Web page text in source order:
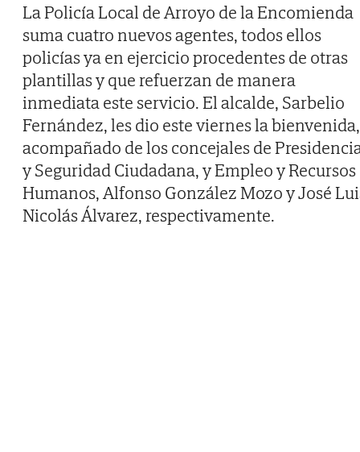
La Policía Local de Arroyo de la Encomienda
suma cuatro nuevos agentes, todos ellos
policías ya en ejercicio procedentes de otras
plantillas y que refuerzan de manera
inmediata este servicio. El alcalde, Sarbelio
Fernández, les dio este viernes la bienvenida,
acompañado de los concejales de
y Seguridad Ciudadana, y Empleo y Recursos
Humanos, Alfonso González Mozo y José
Nicolás Álvarez, respectivamente.